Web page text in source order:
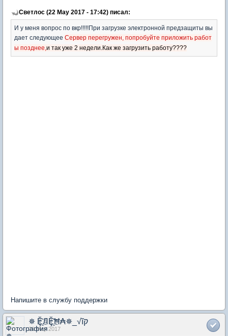
Светлос (22 May 2017 - 17:42) писал:
И у меня вопрос по вкр!!!!!При загрузке электронной предзащиты вы
дает следующее Сервер перегружен, попробуйте приложить работ
ы позднее,и так уже 2 недели.Как же загрузить работу????
Напишите в службу поддержки
✵ Ḝ҈ЛḜ҈Ħ₳✵_√ĩקּ
29 May 2017